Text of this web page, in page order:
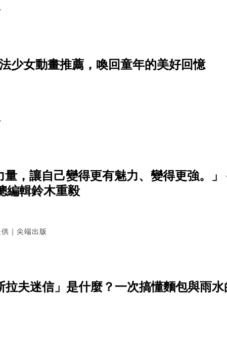
少女動畫推薦，喚回童年的美好回憶
量，讓自己變得更有魅力、變得更強。
編輯鈴木重毅
｜尖端出版
拉夫迷信」是什麼？一次搞懂麵包與雨水